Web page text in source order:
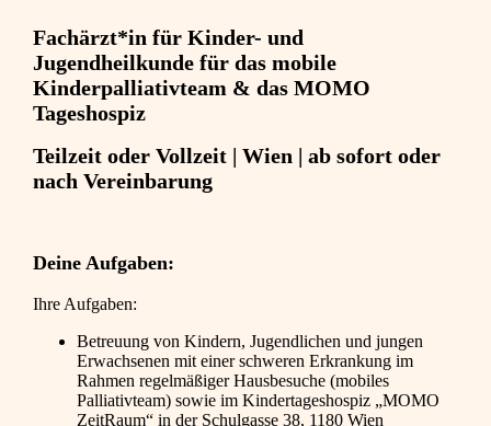
Fachärzt*in für Kinder- und
Jugendheilkunde für das mobile
Kinderpalliativteam & das MOMO
Tageshospiz
Teilzeit oder Vollzeit | Wien | ab sofort oder
nach Vereinbarung
Deine Aufgaben:
Ihre Aufgaben:
Betreuung von Kindern, Jugendlichen und jungen
Erwachsenen mit einer schweren Erkrankung im
Rahmen regelmäßiger Hausbesuche (mobiles
Palliativteam) sowie im Kindertageshospiz „MOMO
ZeitRaum“ in der Schulgasse 38, 1180 Wien